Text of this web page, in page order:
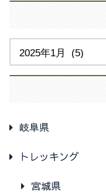
岐阜県
トレッキング
宮城県